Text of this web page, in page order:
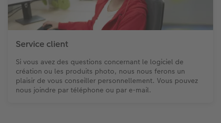
Service client
Si vous avez des questions concernant le logiciel de
création ou les produits photo, nous nous ferons un
plaisir de vous conseiller personnellement. Vous pouvez
nous joindre par téléphone ou par e-mail.